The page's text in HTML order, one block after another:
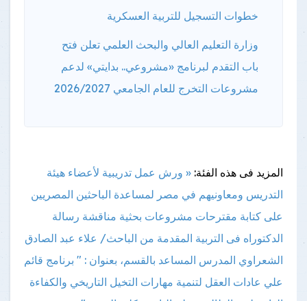
خطوات التسجيل للتربية العسكرية
وزارة التعليم العالي والبحث العلمي تعلن فتح
باب التقدم لبرنامج «مشروعي.. بدايتي» لدعم
مشروعات التخرج للعام الجامعي 2026/2027
المزيد فى هذه الفئة: « ورش عمل تدريبية لأعضاء هيئة
التدريس ومعاونيهم في مصر لمساعدة الباحثين المصريين
على كتابة مقترحات مشروعات بحثية مناقشة رسالة
الدكتوراه فى التربية المقدمة من الباحث/ علاء عبد الصادق
الشعراوي المدرس المساعد بالقسم، بعنوان : " برنامج قائم
علي عادات العقل لتنمية مهارات التخيل التاريخي والكفاءة